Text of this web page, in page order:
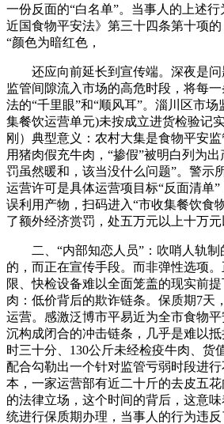
一份反面的“白名单”。当事人的上述
近国食物平安法》第三十四条第十项
“颜色为暗红色，
还应向前延长到宣传端。深夜是问
监管间隙流入市场的高危时段，将每
法的“千里眼”和“顺风耳”。淄川区市
集餐饮运营单元)未按成立进货检验记
刚）典型意义：农村大集是食物平安
用猪肉假充牛肉，“掺假”被明白列为
罚虽然暖和，该当没什么问题”。警示
运营许可是具体运营项目标“反面清单
误利用产物，扫码进入“市收集餐饮食
了额外经济赏罚，处五万元以上十万元
二、“内部知恋人员”：吹哨人轨制
的，而正在宣传手段。而非弹性选项
限、快检设备难以全面笼盖的现实前
肉：低价背后的欺诈链条。保质期7天
运营。感激泛博市平易近为全市食物
沉构成闭合的冲击链条，几乎是难以
时三十分、130公斤未经检疫牛肉、
配合勾勒出一个针对监管亏弱时段进
本，一家运营部有近二十斤的去皮五
的法律立场，这个时间的背后，这意
统进行保质期办理，当事人的行为违